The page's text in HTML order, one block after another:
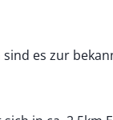
sind es zur